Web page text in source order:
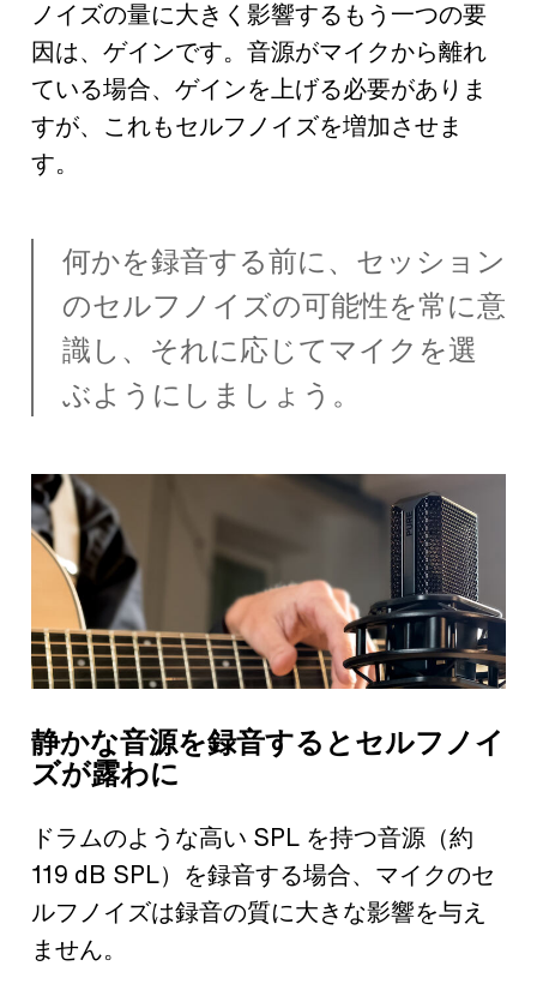
ノイズの量に大きく影響するもう一つの要
因は、ゲインです。音源がマイクから離れ
ている場合、ゲインを上げる必要がありま
すが、これもセルフノイズを増加させま
す。
何かを録音する前に、セッション
のセルフノイズの可能性を常に意
識し、それに応じてマイクを選
ぶようにしましょう。
静かな音源を録音するとセルフノイ
ズが露わに
ドラムのような高い SPL を持つ音源（約
119 dB SPL）を録音する場合、マイクのセ
ルフノイズは録音の質に大きな影響を与え
ません。